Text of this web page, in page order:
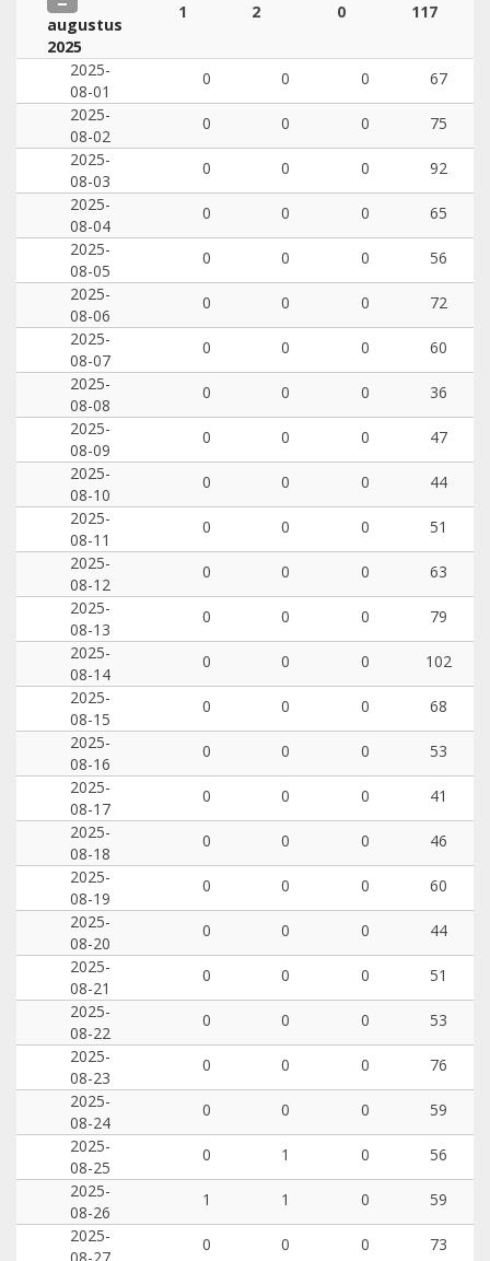
augustus
2025
1 2 0 117
2025-
08-01
0 0 0
67
2025-
08-02
0 0 0
75
2025-
08-03
0 0 0
92
2025-
08-04
0 0 0
65
2025-
08-05
0 0 0
56
2025-
08-06
0 0 0
72
2025-
08-07
0 0 0
60
2025-
08-08
0 0 0
36
2025-
08-09
0 0 0
47
2025-
08-10
0 0 0
44
2025-
08-11
0 0 0
51
2025-
08-12
0 0 0
63
2025-
08-13
0 0 0
79
2025-
08-14
0 0 0
102
2025-
08-15
0 0 0
68
2025-
08-16
0 0 0
53
2025-
08-17
0 0 0
41
2025-
08-18
0 0 0
46
2025-
08-19
0 0 0
60
2025-
08-20
0 0 0
44
2025-
08-21
0 0 0
51
2025-
08-22
0 0 0
53
2025-
08-23
0 0 0
76
2025-
08-24
0 0 0
59
2025-
08-25
0 1 0
56
2025-
08-26
1 1 0
59
2025-
0 0 0
73